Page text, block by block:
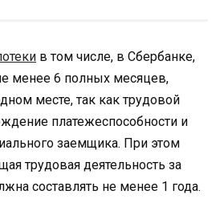
в том числе, в Сбербанке,
менее 6 полных месяцев,
месте, так как трудовой
платежеспособности и
заемщика. При этом
трудовая деятельность за
составлять не менее 1 года.